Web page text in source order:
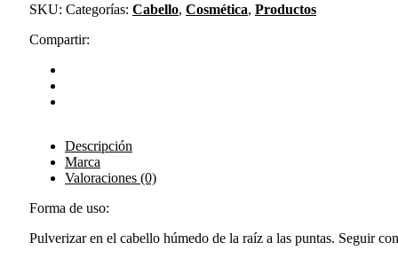
SKU: Categorías: Cabello, Cosmética, Productos
Compartir:
Descripción
Marca
Valoraciones (0)
Forma de uso:
Pulverizar en el cabello húmedo de la raíz a las puntas. Seguir